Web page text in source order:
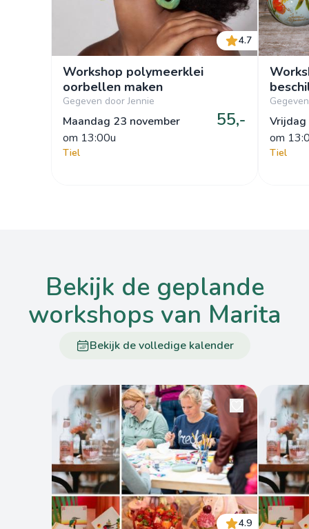
4.7
Workshop polymeerklei
oorbellen maken
Gegeven door Jennie
Maandag 23 november
om 13:00u
55,-
Tiel
Vrijdag
om
Tiel
bekijk de geplande
workshops van Marita
Bekijk de volledige kalender
4.9